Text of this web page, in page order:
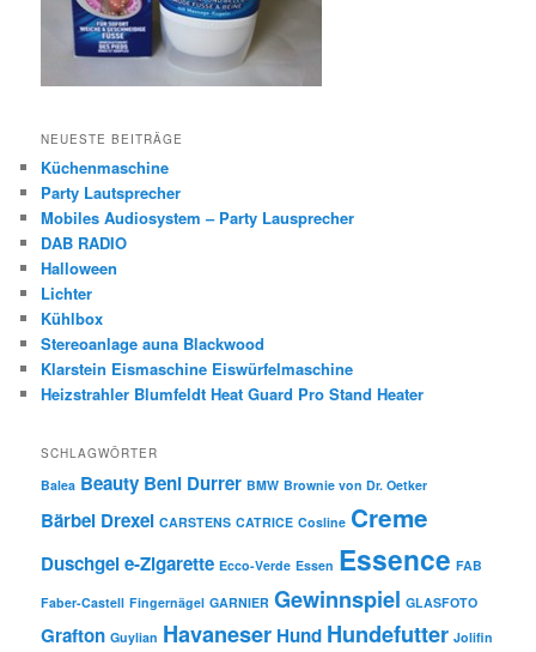
NEUESTE BEITRÄGE
Küchenmaschine
Party Lautsprecher
Mobiles Audiosystem – Party Lausprecher
DAB RADIO
Halloween
Lichter
Kühlbox
Stereoanlage auna Blackwood
Klarstein Eismaschine Eiswürfelmaschine
Heizstrahler Blumfeldt Heat Guard Pro Stand Heater
SCHLAGWÖRTER
Balea Beauty Beni Durrer BMW Brownie von Dr. Oetker
Bärbel Drexel CARSTENS CATRICE Cosline Creme
Duschgele-Zigarette Ecco-Verde Essen Essence FAB
Faber-Castell Fingernägel GARNIER Gewinnspiel GLASFOTO
Grafton Guylian Havaneser Hund Hundefutter Jolifin